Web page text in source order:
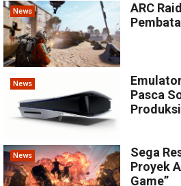
News
ARC
News
Pasca
News
Sega
Proyek
Game”